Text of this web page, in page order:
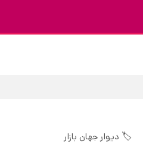
🏷️ دیوار جهان بازار